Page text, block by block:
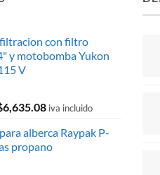
con filtro
y motobomba Yukon
V
6,635.08El
actual
es:
iva incluido
alberca Raypak P-
propano